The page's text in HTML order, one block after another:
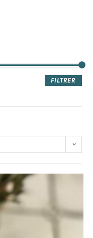
FILTRER